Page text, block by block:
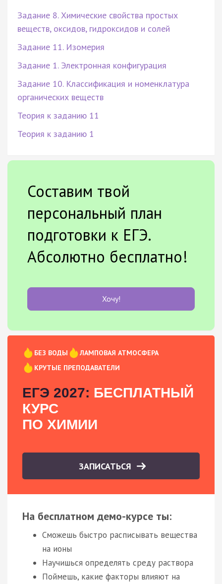
Задание 8. Химические свойства простых
веществ, оксидов, гидроксидов и солей
Задание 11. Изомерия
Задание 1. Электронная конфигурация
Задание 10. Классификация и номенклатура
органических веществ
Теория к заданию 11
Теория к заданию 1
Составим твой
персональный план
подготовки к ЕГЭ.
Абсолютно бесплатно!
Хочу!
БЕЗ ВОДЫ
ЛАМПОВАЯ АТМОСФЕРА
КРУТЫЕ ПРЕПОДАВАТЕЛИ
ЕГЭ 2027: БЕСПЛАТНЫЙ
КУРС
ПО ХИМИИ
ЗАПИСАТЬСЯ
На бесплатном демо-курсе ты:
Сможешь быстро расписывать вещества
на ионы
Научишься определять среду раствора
Поймешь, какие факторы влияют на